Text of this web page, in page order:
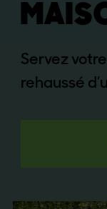
Servez
rehaussé